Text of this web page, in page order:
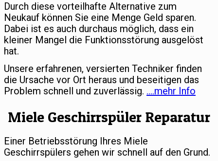
Durch diese vorteilhafte Alternative zum
Neukauf können Sie eine Menge Geld sparen.
Dabei ist es auch durchaus möglich, dass ein
kleiner Mangel die Funktionsstörung ausgelöst
hat.
Unsere erfahrenen, versierten Techniker finden
die Ursache vor Ort heraus und beseitigen das
Problem schnell und zuverlässig. ….mehr Info
Miele Geschirrspüler Reparatur
Einer Betriebsstörung Ihres Miele
Geschirrspülers gehen wir schnell auf den Grund.